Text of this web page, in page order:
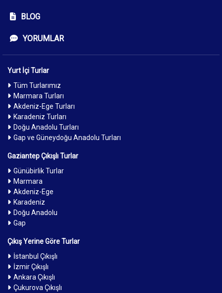
BLOG
YORUMLAR
Yurt İçi Turlar
Tüm Turlarımız
Marmara Turları
Akdeniz-Ege Turları
Karadeniz Turları
Doğu Anadolu Turları
Gap ve Güneydoğu Anadolu Turları
Gaziantep Çıkışlı Turlar
Günübirlik Turlar
Marmara
Akdeniz-Ege
Karadeniz
Doğu Anadolu
Gap
Çıkış Yerine Göre Turlar
İstanbul Çıkışlı
İzmir Çıkışlı
Ankara Çıkışlı
Çukurova Çıkışlı